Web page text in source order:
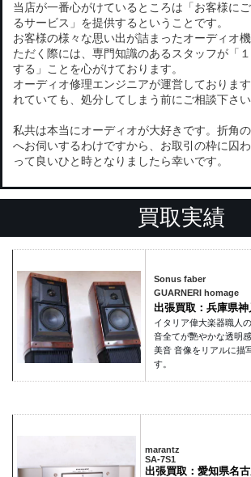
当店が一番心がけているところは「お客様に
るサービス」を提供するということです。
お客様の様々な思い出が詰まったオーディオ
ただく際には、専門知識のあるスタッフが「
する」ことを心がけております。
オーディオ修理エンジニアが運営しておりま
れていても、処分してしまう前にご相談下さい
私共は本当にオーディオが大好きです。折角
へお伺いするわけですから、お取引の枠に囚
って良いひと時となりましたら幸いです。
買取実績
Sonus faber
GUARNERI homage
出張買取：兵庫県神
イタリア偉大楽器職人
音全てが艷やかな透明
美音 音像をリアルに描
す。
marantz
SA-7S1
出張買取：愛知県名